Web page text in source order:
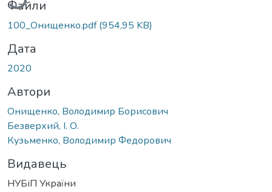
Файли
100_Онищенко.pdf(954,95 KB)
Дата
2020
Автори
Онищенко, Володимир Борисович
Безверхий, І. О.
Кузьменко, Володимир Федорович
Видавець
НУБіП України